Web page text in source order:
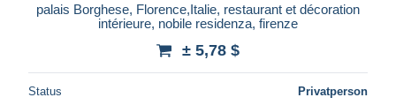
palais Borghese, Florence,Italie, restaurant et décoration
intérieure, nobile residenza, firenze
± 5,78 $
Status Privatperson